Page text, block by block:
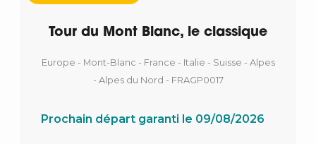
Tour du Mont Blanc, le classique
Europe - Mont-Blanc - France - Italie - Suisse - Alpes
- Alpes du Nord - FRAGP0017
Prochain départ garanti le 09/08/2026